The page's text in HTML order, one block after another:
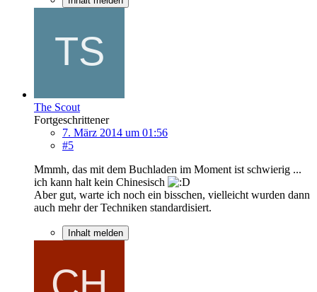
The Scout
Fortgeschrittener
7. März 2014 um 01:56
#5
Mmmh, das mit dem Buchladen im Moment ist schwierig ...
ich kann halt kein Chinesisch
Aber gut, warte ich noch ein bisschen, vielleicht wurden dann
auch mehr der Techniken standardisiert.
Inhalt melden